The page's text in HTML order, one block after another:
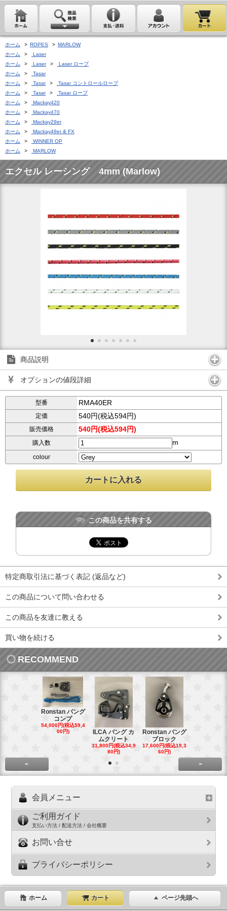
ホーム > ROPES > MARLOW
ホーム
>
Laser
ホーム
> Laser >
Laser ロープ
ホーム
>
Tasar
ホーム
> Tasar >
Tasar コントロールロープ
ホーム
> Tasar >
Tasar ロープ
ホーム
>
Mackay420
ホーム
>
Mackay470
ホーム
>
Mackay29er
ホーム
>
Mackay49er & FX
ホーム
>
WINNER OP
ホーム
> MARLOW
エクセル レーシング 4mm (Marlow)
商品説明
オプションの値段詳細
型番 RMA40ER
定価 540円(税込594円)
販売価格 540円(税込594円)
購入数 m
colour
この商品を共有する
特定商取引法に基づく表記 (返品など)
この商品について問い合わせる
この商品を友達に教える
買い物を続ける
RECOMMEND
Ronstan バング
コンプ
54,000円(税込59,4
00円)
ILCA バング カ
ムクリート
31,800円(税込34,9
80円)
Ronstan バング
ブロック
17,600円(税込19,3
60円)
< >
会員メニュー
ご利用ガイド
支払い方法 / 配送方法 / 会社概要
お問い合せ
プライバシーポリシー
ホーム カート ページ先頭へ